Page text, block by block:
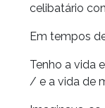
celibatário
Em tempos
Tenho a vida
/ e a vida de